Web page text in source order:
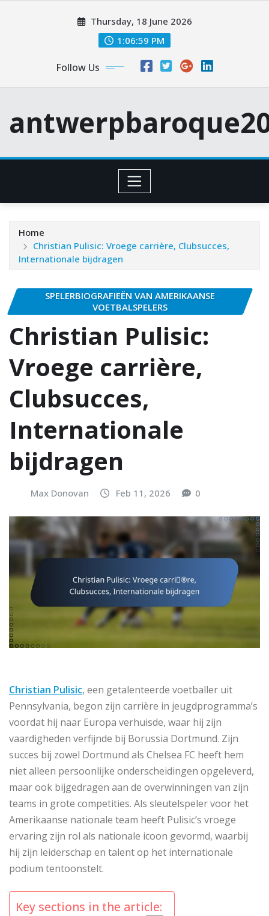
Thursday, 18 June 2026
1:07:00 PM
Follow Us
Home
Christian Pulisic: Vroege carrière, Clubsucces,
Internationale bijdragen
SPELERBIOGRAFIEËN VAN AMERIKAANSE
VOETBALSPELERS
Christian Pulisic:
Vroege carrière,
Clubsucces,
Internationale
bijdragen
Max Donovan Feb 11, 2026 0
Christian Pulisic, een getalenteerde voetballer uit
Pennsylvania, begon zijn carrière in jeugdprogramma’s
voordat hij naar Europa verhuisde, waar hij zijn
vaardigheden verfijnde bij Borussia Dortmund. Zijn
succes bij zowel Dortmund als Chelsea FC heeft hem
niet alleen persoonlijke onderscheidingen opgeleverd,
maar ook bijgedragen aan de overwinningen van zijn
teams in grote competities. Als sleutelspeler voor het
Amerikaanse nationale team heeft Pulisic’s vroege
ervaring zijn rol als nationale icoon gevormd, waarbij
hij zijn leiderschap en talent op het internationale
podium tentoonstelt.
Key sections in the article: